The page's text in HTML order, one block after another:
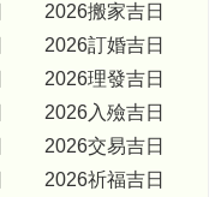
2026搬家吉日
2026訂婚吉日
2026理發吉日
2026入殮吉日
2026交易吉日
2026祈福吉日